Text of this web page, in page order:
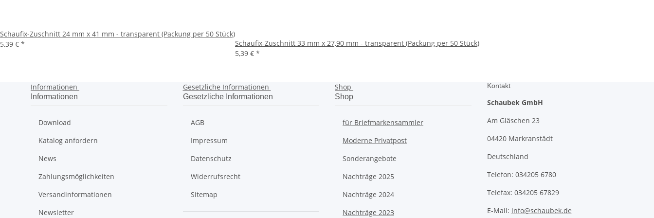
Schaufix-Zuschnitt 24 mm x 41 mm - transparent (Packung per 50 Stück)
5,39 € *
Schaufix-Zuschnitt 33 mm x 27,90 mm - transparent (Packung per 50 Stück)
5,39 € *
Informationen
Informationen
Download
Katalog anfordern
News
Zahlungsmöglichkeiten
Versandinformationen
Newsletter
Gesetzliche Informationen
Gesetzliche Informationen
AGB
Impressum
Datenschutz
Widerrufsrecht
Sitemap
Shop
Shop
für Briefmarkensammler
Moderne Privatpost
Sonderangebote
Nachträge 2025
Nachträge 2024
Nachträge 2023
Kontakt
Schaubek GmbH
Am Gläschen 23
04420 Markranstädt
Deutschland
Telefon: 034205 6780
Telefax: 034205 67829
E-Mail: info@schaubek.de